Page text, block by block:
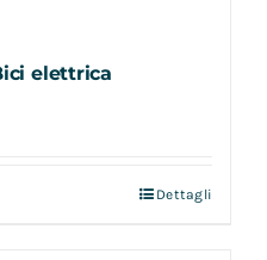
elettrica
Dettagli